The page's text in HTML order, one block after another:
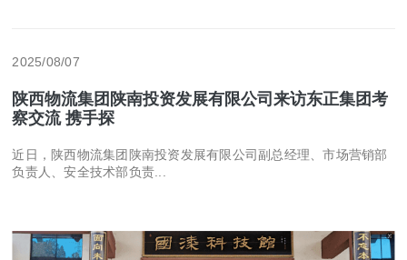
2025/08/07
陕西物流集团陕南投资发展有限公司来访东正集团考
察交流 携手探
近日，陕西物流集团陕南投资发展有限公司副总经理、市场营销部
负责人、安全技术部负责...